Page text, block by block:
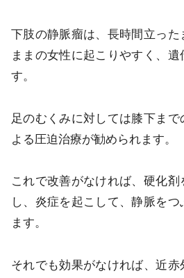
下肢の静脈瘤は、長時間立った
ままの女性に起こりやすく、
す。
足のむくみに対しては膝下ま
よる圧迫治療が勧められます。
これで改善がなければ、硬化剤
し、炎症を起こして、静脈を
ます。
それでも効果がなければ、近